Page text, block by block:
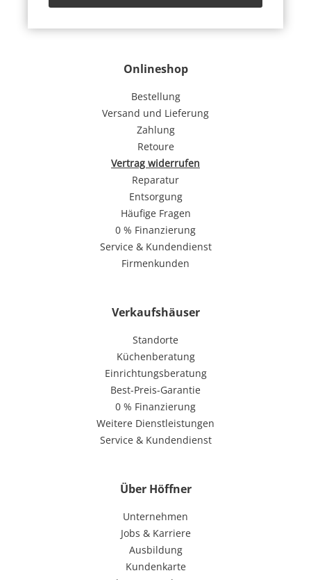
Onlineshop
Bestellung
Versand und Lieferung
Zahlung
Retoure
Vertrag widerrufen
Reparatur
Entsorgung
Häufige Fragen
0 % Finanzierung
Service & Kundendienst
Firmenkunden
Verkaufshäuser
Standorte
Küchenberatung
Einrichtungsberatung
Best-Preis-Garantie
0 % Finanzierung
Weitere Dienstleistungen
Service & Kundendienst
Über Höffner
Unternehmen
Jobs & Karriere
Ausbildung
Kundenkarte